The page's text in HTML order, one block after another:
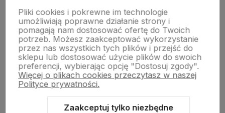
Drewniane dekoracje
Kolorowe skarpetki
Informacje
Pliki cookies i pokrewne im technologie
umożliwiają poprawne działanie strony i
pomagają nam dostosować ofertę do Twoich
potrzeb. Możesz zaakceptować wykorzystanie
przez nas wszystkich tych plików i przejść do
sklepu lub dostosować użycie plików do swoich
preferencji, wybierając opcję "Dostosuj zgody".
Więcej o plikach cookies przeczytasz w naszej
Polityce prywatności.
Zaakceptuj tylko niezbędne